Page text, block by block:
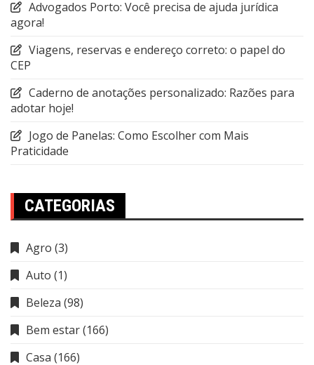
Advogados Porto: Você precisa de ajuda jurídica
agora!
Viagens, reservas e endereço correto: o papel do
CEP
Caderno de anotações personalizado: Razões para
adotar hoje!
Jogo de Panelas: Como Escolher com Mais
Praticidade
CATEGORIAS
Agro (3)
Auto (1)
Beleza (98)
Bem estar(166)
Casa (166)